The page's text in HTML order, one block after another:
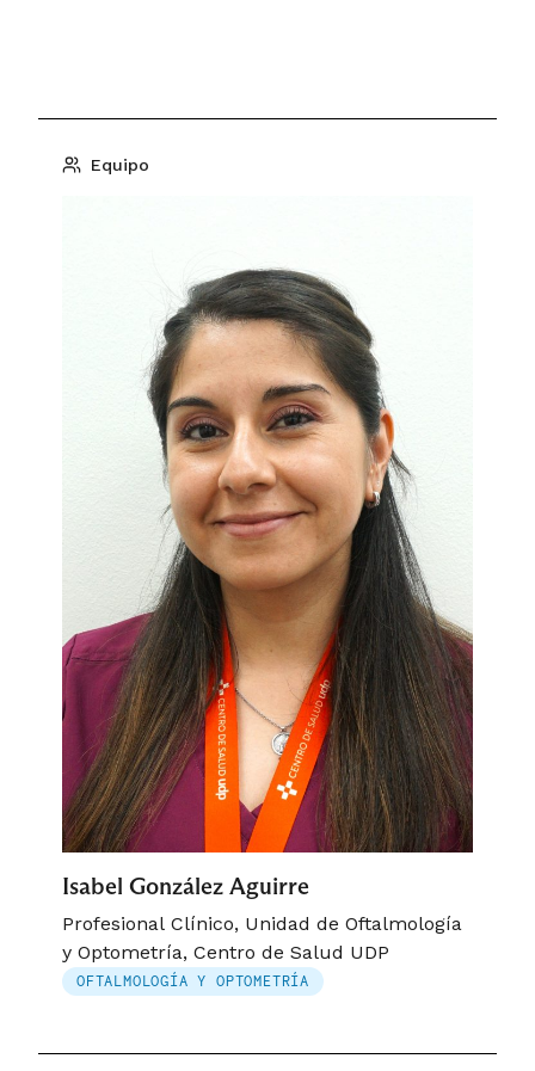
Equipo
Isabel González Aguirre
Profesional Clínico, Unidad de Oftalmología
y Optometría, Centro de Salud UDP
OFTALMOLOGÍA Y OPTOMETRÍA